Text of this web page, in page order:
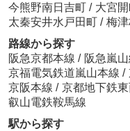
今熊野南日吉町 / 大宮
太秦安井水戸田町 / 梅
路線から探す
阪急京都本線 / 阪急嵐
京福電気鉄道嵐山本線 /
京阪本線 / 京都地下鉄
叡山電鉄鞍馬線
駅から探す